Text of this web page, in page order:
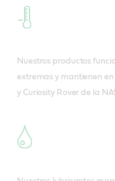
Nuestros productos
extremas y mantienen
y Curiosity Rover de la